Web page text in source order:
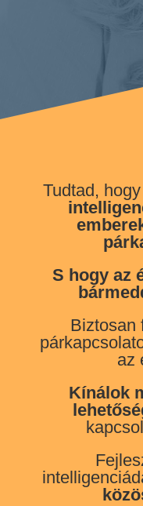
Tudtad,
S hogy az
Biztosan
az
Kínálok